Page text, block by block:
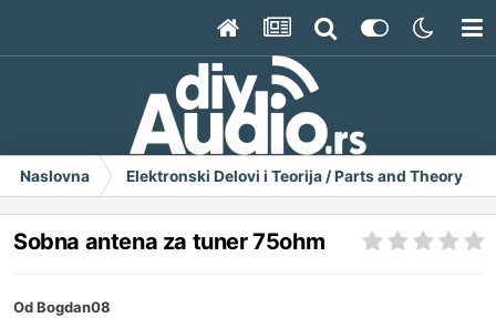
Naslovna Elektronski Delovi i Teorija / Parts and Theory
Sobna antena za tuner 75ohm
OdBogdan08